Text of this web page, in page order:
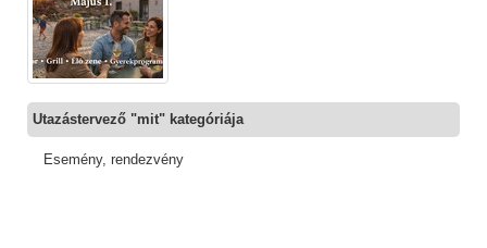
Utazástervező "mit" kategóriája
Esemény, rendezvény